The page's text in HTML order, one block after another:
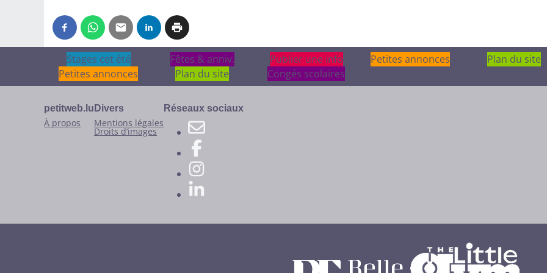
Stages cet été
Stages cet été Fêtes & anniv.
Fêtes & anniv. Publier une info
Publier une info
Petites annonces
Petites annonces
Plan du site
Plan du site
Congés scolaires
petitweb.lu
À propos
Divers
Mentions légales
Droits d’images
Réseaux sociaux